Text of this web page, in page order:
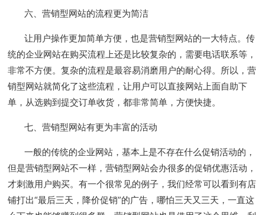
六、营销型网站的流程更为简洁
让用户操作更加简单方便，也是营销型网站的一大特点。传
统的企业网站在购买流程上还是比较复杂的，需要电话联系等，
非常不方便。复杂的流程是最容易消磨用户的耐心得。所以，营
销型网站就简化了这些流程，让用户可以直接网站上面自助下
单，从选购到提交订单收货，都非常简单，方便快捷。
七、营销型网站有更为丰富的活动
一般的传统的企业网站，基本上是不存在什么促销活动的，
但是营销型网站不一样，营销型网站会办很多的促销优惠活动，
才刺激用户购买。有一个很常见的例子，我们经常可以看到有店
铺打出“最后三天，降价促销”的广告，哪怕三天又三天，一直这